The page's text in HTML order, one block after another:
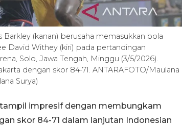
(kanan) berusaha memasukkan bola
David Withey (kiri) pada pertandingan
Solo, Jawa Tengah, Minggu (3/5/2026).
dengan skor 84-71. ANTARAFOTO/Maulana
Surya)
impresif dengan membungkam
skor 84-71 dalam lanjutan Indonesian